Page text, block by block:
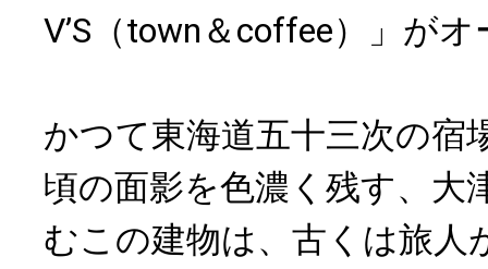
V’S（town＆coffee）」が
かつて東海道五十三次の宿
頃の面影を色濃く残す、大
むこの建物は、古くは旅人